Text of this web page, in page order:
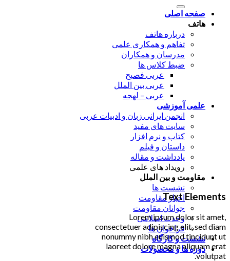
صفحه اصلی
هاتف
درباره هاتف
تفاهم و همکاری علمی
مدرسان و همکاران
ضبط کلاس ها
عربی فصیح
عربی بین الملل
عربی – لهجه
علمی آموزشی
انجمن ایرانی زبان و ادبیات عربی
سایت های مفید
کتاب و نرم افزار
داستان و فیلم
یادداشت و مقاله
رویداد های علمی
مقاومت و بین الملل
نشست ها
اخبار مقاومت
جوانان مقاومت
وحدت اسلامی
فراخوان ها
نشست و کارگاه
دوره ها و محصولات
Text Elements
Lorem ipsum dolor sit amet,
consectetuer adipiscing elit, sed diam
nonummy nibh euismod tincidunt ut
laoreet dolore magna aliquam erat
volutpat.